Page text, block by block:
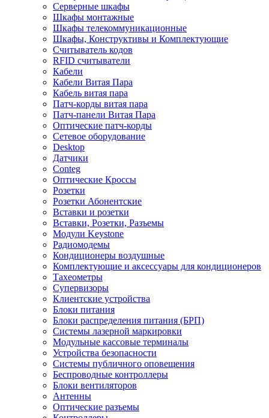
Серверные шкафы
Шкафы монтажные
Шкафы телекоммуникационные
Шкафы, Конструктивы и Комплектующие
Считыватель кодов
RFID считыватели
Кабели
Кабели Витая Пара
Кабель витая пара
Патч-корды витая пара
Патч-панели Витая Пара
Оптические патч-корды
Сетевое оборудование
Desktop
Датчики
Conteg
Оптические Кроссы
Розетки
Розетки Абонентские
Вставки и розетки
Вставки, Розетки, Разъемы
Модули Keystone
Радиомодемы
Кондиционеры воздушные
Комплектующие и аксессуары для кондиционеров
Тахеометры
Супервизоры
Клиентские устройства
Блоки питания
Блоки распределения питания (БРП)
Системы лазерной маркировки
Модульные кассовые терминалы
Устройства безопасности
Системы публичного оповещения
Беспроводные контроллеры
Блоки вентиляторов
Антенны
Оптические разъемы